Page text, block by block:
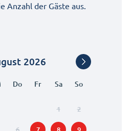
Anzahl der Gäste aus.
2026
Do Fr Sa So
1 2